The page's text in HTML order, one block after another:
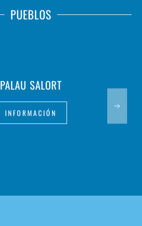
PUEBLOS
PALAU SALORT
INFORMACIÓN